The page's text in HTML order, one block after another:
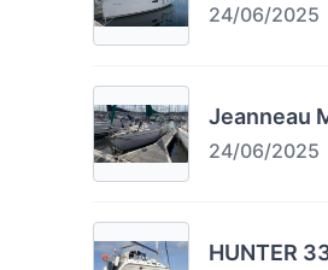
24/06/2025
Jeanneau
24/06/2025
HUNTER